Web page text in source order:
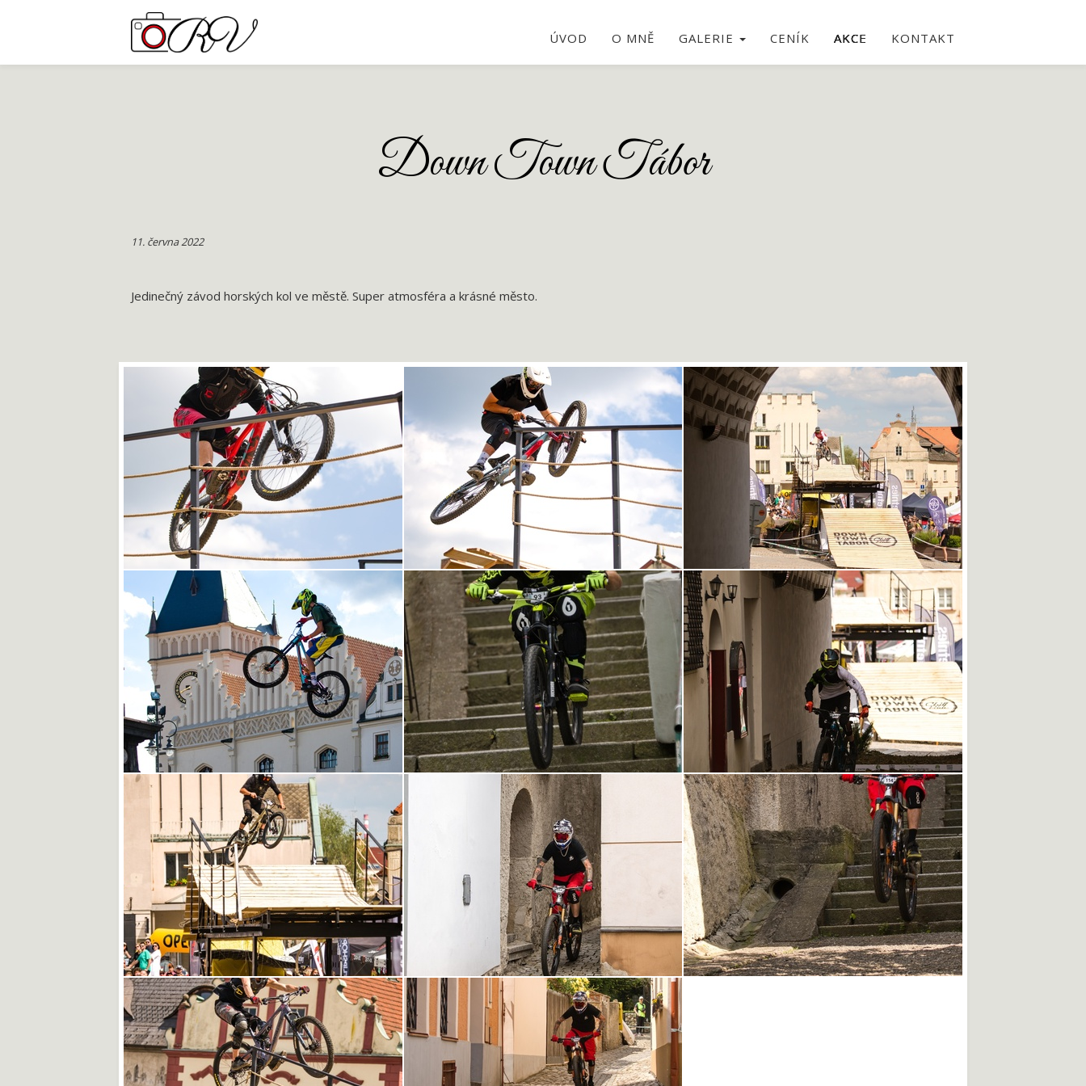
ÚVOD O MNĚ GALERIE CENÍK AKCE KONTAKT
Down Town Tábor
11. června 2022
Jedinečný závod horských kol ve městě. Super atmosféra a krásné město.